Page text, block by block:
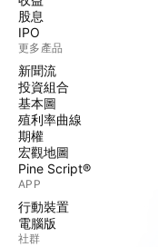
股息
IPO
更多產品
新聞流
投資組合
基本圖
殖利率曲線
期權
宏觀地圖
Pine Script®
APP
行動裝置
電腦版
社群